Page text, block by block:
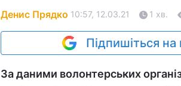
Денис Прядко 10:57, 12.03.21 1 хв.
Підпишіться на
За даними волонтерських